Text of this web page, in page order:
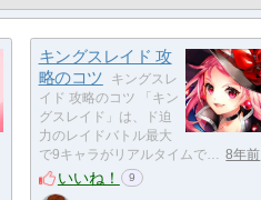
キングスレイド 攻
略のコツ
キングスレ
イド 攻略のコツ 「キン
グスレイド」は、ド迫
力のレイドバトル最大
で9キャラがリアルタイムで… 8年前
いいね！ 9